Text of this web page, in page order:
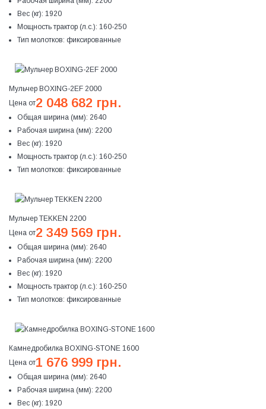
Вес (кг): 1920
Мощность трактор (л.с.): 160-250
Тип молотков: фиксированные
Мульчер BOXING-2EF 2000
Цена от2 048 682 грн.
Общая ширина (мм): 2640
Рабочая ширина (мм): 2200
Вес (кг): 1920
Мощность трактор (л.с.): 160-250
Тип молотков: фиксированные
Мульчер TEKKEN 2200
Цена от2 349 569 грн.
Общая ширина (мм): 2640
Рабочая ширина (мм): 2200
Вес (кг): 1920
Мощность трактор (л.с.): 160-250
Тип молотков: фиксированные
Камнедробилка BOXING-STONE 1600
Цена от1 676 999 грн.
Общая ширина (мм): 2640
Рабочая ширина (мм): 2200
Вес (кг): 1920